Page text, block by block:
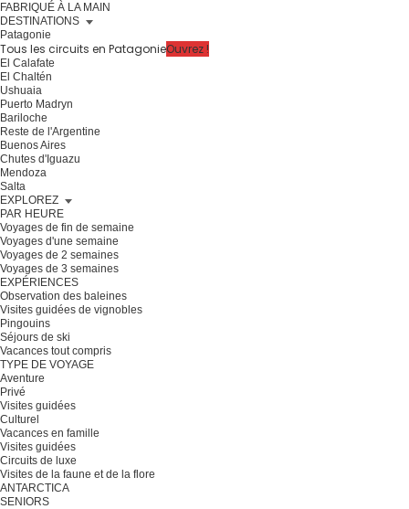
FABRIQUÉ À LA MAIN
DESTINATIONS
Patagonie
Tous les circuits en PatagonieOuvrez !
El Calafate
El Chaltén
Ushuaia
Puerto Madryn
Bariloche
Reste de l'Argentine
Buenos Aires
Chutes d'Iguazu
Mendoza
Salta
EXPLOREZ
PAR HEURE
Voyages de fin de semaine
Voyages d'une semaine
Voyages de 2 semaines
Voyages de 3 semaines
EXPÉRIENCES
Observation des baleines
Visites guidées de vignobles
Pingouins
Séjours de ski
Vacances tout compris
TYPE DE VOYAGE
Aventure
Privé
Visites guidées
Culturel
Vacances en famille
Visites guidées
Circuits de luxe
Visites de la faune et de la flore
ANTARCTICA
SENIORS